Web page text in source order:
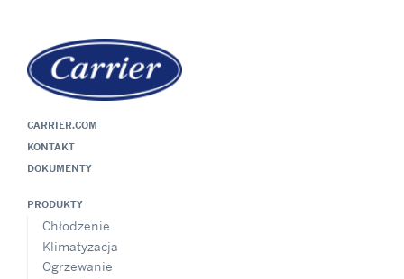
CARRIER.COM
KONTAKT
DOKUMENTY
PRODUKTY
Chłodzenie
Klimatyzacja
Ogrzewanie